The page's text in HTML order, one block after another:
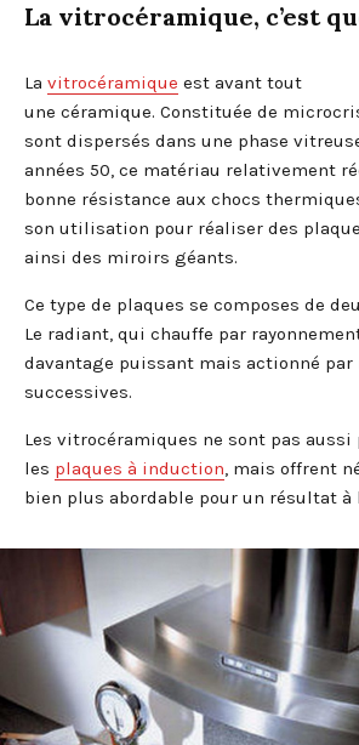
La vitrocéramique, c’est
La vitrocéramique est avant tout
une céramique. Constituée de
sont dispersés dans une phase
années 50, ce matériau relativement
bonne résistance aux chocs
son utilisation pour réaliser des
ainsi des miroirs géants.
Ce type de plaques se composes de
Le radiant, qui chauffe par
davantage puissant mais actionné
successives.
Les vitrocéramiques ne sont pas aussi
les plaques à induction, mais offrent
bien plus abordable pour un résultat à